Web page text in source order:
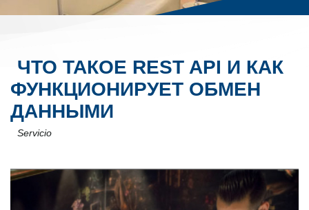
ЧТО ТАКОЕ REST API И КАК
ФУНКЦИОНИРУЕТ ОБМЕН
ДАННЫМИ
Servicio